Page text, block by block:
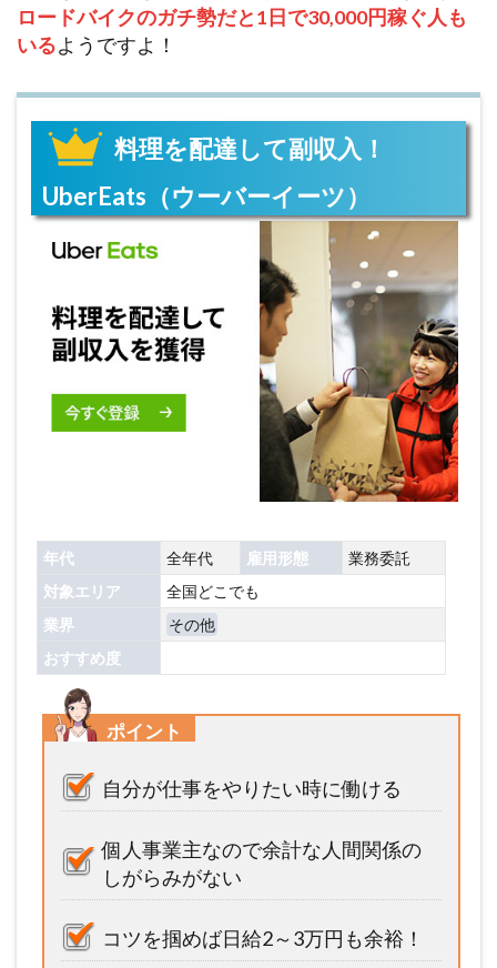
ロードバイクのガチ勢だと1日で30,000円稼ぐ人も
いるようですよ！
料理を配達して副収入！
UberEats（ウーバーイーツ）
年代 全年代 雇用形態
業務委託
対象エリア
全国どこでも
業界
その他
おすすめ度
ポイント
自分が仕事をやりたい時に働ける
個人事業主なので余計な人間関係の
しがらみがない
コツを掴めば日給2～3万円も余裕！